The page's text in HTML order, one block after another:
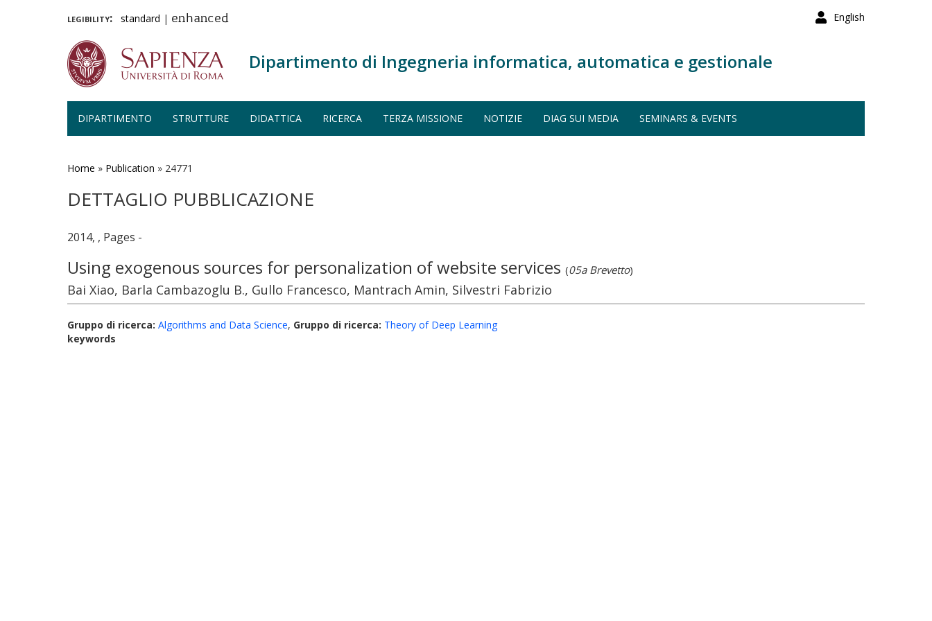
English
legibility: standard | enhanced
Dipartimento di Ingegneria informatica, automatica e gestionale
DIPARTIMENTO STRUTTURE DIDATTICA RICERCA TERZA MISSIONE NOTIZIE DIAG SUI MEDIA SEMINARS & EVENTS
Home » Publication » 24771
DETTAGLIO PUBBLICAZIONE
2014, , Pages -
Using exogenous sources for personalization of website services (05a Brevetto)
Bai Xiao, Barla Cambazoglu B., Gullo Francesco, Mantrach Amin, Silvestri Fabrizio
Gruppo di ricerca: Algorithms and Data Science, Gruppo di ricerca: Theory of Deep Learning
keywords